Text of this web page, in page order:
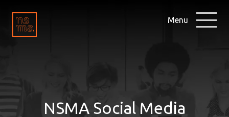
Menu
NSMA Social Media